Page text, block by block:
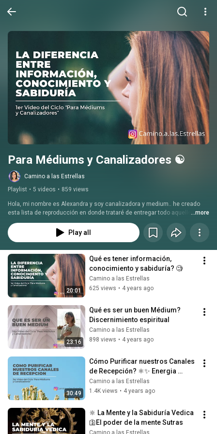
Para Médiums y Canalizadores ☯️
Camino a las Estrellas
Playlist • 5 videos • 859 views
Hola, mi nombre es Alexandra y soy canalizadora y medium.. he creado
esta lista de reproducción en donde trataré de entregar todo aquello que
he aprendido y recibido en este camino, tan lleno de magia y que implica
mucha responsabilidad, a fin de que mis experiencias puedan servir en
algo a quienes se encuentran abriendo las puertas a este mundo.
...more
Play all
20:01
Qué es tener información,
conocimiento y sabiduría? 🧐
Camino a las Estrellas
625 views • 4 years ago
23:16
Qué es ser un buen Médium?
Discernimiento espiritual
Camino a las Estrellas
898 views • 4 years ago
30:49
Cómo Purificar nuestros Canales
de Recepción? ⚛️✨ Energia
electrica campo magnetico
Camino a las Estrellas
1.4K views • 4 years ago
🔆 La Mente y la Sabiduría Vedica
🛐El poder de la mente Sutras
Camino a las Estrellas